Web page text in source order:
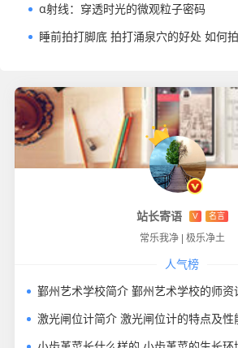
α射线：穿透时光的微观粒子密码
站长寄语 V 名言
常乐我净 极乐净土
人气榜
鄞州艺术学校简介 鄞州艺术学校的师资
激光闸位计简介 激光闸位计的特点及性